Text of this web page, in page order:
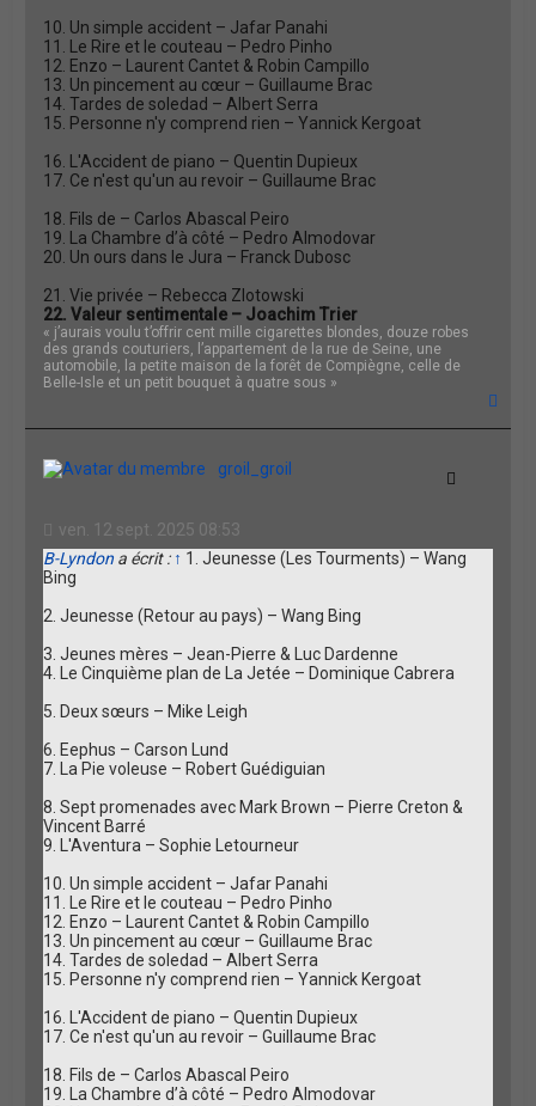
10. Un simple accident – Jafar Panahi
11. Le Rire et le couteau – Pedro Pinho
12. Enzo – Laurent Cantet & Robin Campillo
13. Un pincement au cœur – Guillaume Brac
14. Tardes de soledad – Albert Serra
15. Personne n'y comprend rien – Yannick Kergoat
16. L'Accident de piano – Quentin Dupieux
17. Ce n'est qu'un au revoir – Guillaume Brac
18. Fils de – Carlos Abascal Peiro
19. La Chambre d’à côté – Pedro Almodovar
20. Un ours dans le Jura – Franck Dubosc
21. Vie privée – Rebecca Zlotowski
22. Valeur sentimentale – Joachim Trier
« j’aurais voulu t’offrir cent mille cigarettes blondes, douze robes
des grands couturiers, l’appartement de la rue de Seine, une
automobile, la petite maison de la forêt de Compiègne, celle de
Belle-Isle et un petit bouquet à quatre sous »
groil_groil
ven. 12 sept. 2025 08:53
B-Lyndon a écrit : ↑ 1. Jeunesse (Les Tourments) – Wang
Bing
2. Jeunesse (Retour au pays) – Wang Bing
3. Jeunes mères – Jean-Pierre & Luc Dardenne
4. Le Cinquième plan de La Jetée – Dominique Cabrera
5. Deux sœurs – Mike Leigh
6. Eephus – Carson Lund
7. La Pie voleuse – Robert Guédiguian
8. Sept promenades avec Mark Brown – Pierre Creton &
Vincent Barré
9. L'Aventura – Sophie Letourneur
10. Un simple accident – Jafar Panahi
11. Le Rire et le couteau – Pedro Pinho
12. Enzo – Laurent Cantet & Robin Campillo
13. Un pincement au cœur – Guillaume Brac
14. Tardes de soledad – Albert Serra
15. Personne n'y comprend rien – Yannick Kergoat
16. L'Accident de piano – Quentin Dupieux
17. Ce n'est qu'un au revoir – Guillaume Brac
18. Fils de – Carlos Abascal Peiro
19. La Chambre d’à côté – Pedro Almodovar